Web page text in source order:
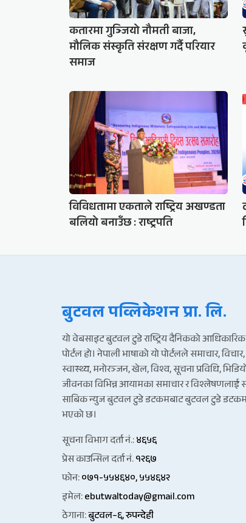
कतारमा गुञ्जियो नौमती बाजा,
मौलिक संस्कृति संरक्षण गर्दै परियार
समाज
विविधतामा एकताले राष्ट्रिय अखण्डता
बलियो बनाउँछ : राष्ट्रपति
बुटवल पव्लिकेशन प्रा. लि.
यो वेबसाइट बुटवल टुडे राष्ट्रिय दैनिकको
पोर्टल हो। नेपाली भाषाको यो पोर्टलले समाचार,
स्वास्थ्य, मनोरञ्जन, खेल, विश्व, सूचना प्रविधि,
जीवनका विभिन्न आयामका समाचार र विश्लेषणलाई
साबिक न्युज बुटवल टुडे डटकमबाट बुटवल टुडे
भएको छ।
सूचना विभाग दर्ता नं.:४६५६
प्रेस काउन्सिल दर्ता नं.१२६७
फोन:०७१-५५४६४०, ५५४६४२
इमेल:ebutwaltoday@gmail.com
ठेगाना:बुटवल–६, रुपन्देही